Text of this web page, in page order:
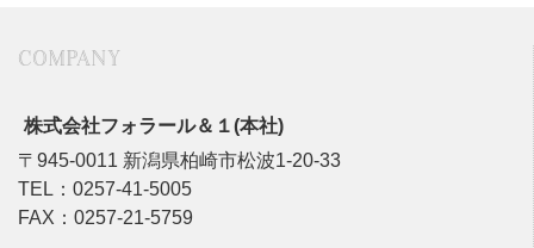
COMPANY
株式会社フォラール＆１(本社)
〒945-0011 新潟県柏崎市松波1-20-33
TEL：0257-41-5005
FAX：0257-21-5759